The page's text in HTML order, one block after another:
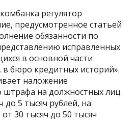
регулятор
предусмотренное статьей
обязанности по
исправленных
в основной части
бюро кредитных историй».
наложение
штрафа на должностных лиц
до 5 тысяч рублей, на
30 тысяч до 50 тысяч